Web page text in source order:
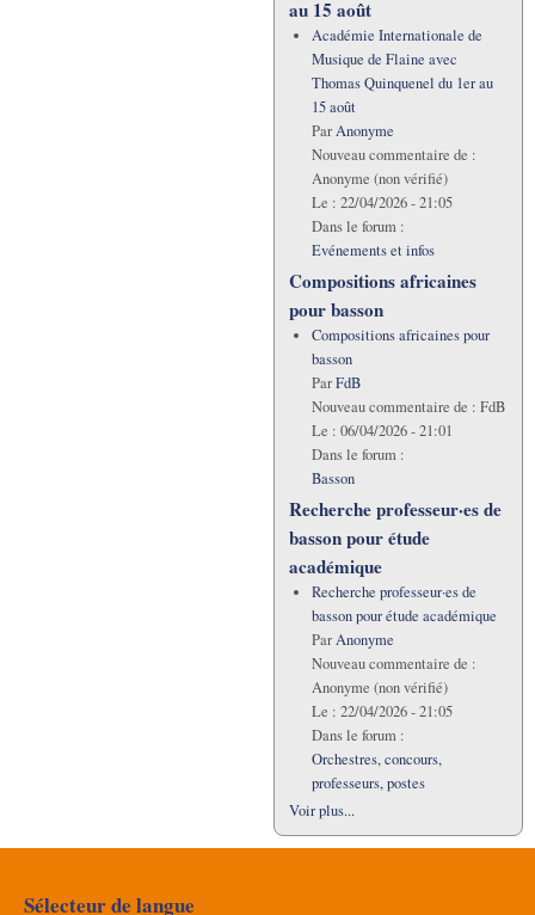
au 15 août
Académie Internationale de
Musique de Flaine avec
Thomas Quinquenel du 1er au
15 août
ParAnonyme
Nouveau commentaire de :
Anonyme (non vérifié)
Le : 22/04/2026 - 21:05
Dans le forum :
Evénements et infos
Compositions africaines
pour basson
Compositions africaines pour
basson
ParFdB
Nouveau commentaire de : FdB
Le : 06/04/2026 - 21:01
Dans le forum :
Basson
Recherche professeur·es de
basson pour étude
académique
Recherche professeur·es de
basson pour étude académique
ParAnonyme
Nouveau commentaire de :
Anonyme (non vérifié)
Le : 22/04/2026 - 21:05
Dans le forum :
Orchestres, concours,
professeurs, postes
Voir plus...
Sélecteur de langue